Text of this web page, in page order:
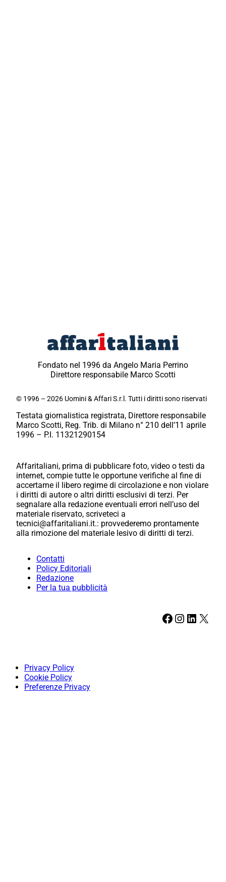
Fondato nel 1996 da Angelo Maria Perrino
Direttore responsabile Marco Scotti
© 1996 – 2026 Uomini & Affari S.r.l. Tutti i diritti sono riservati
Testata giornalistica registrata, Direttore responsabile
Marco Scotti, Reg. Trib. di Milano n° 210 dell’11 aprile
1996 – P.I. 11321290154
Affaritaliani, prima di pubblicare foto, video o testi da
internet, compie tutte le opportune verifiche al fine di
accertarne il libero regime di circolazione e non violare
i diritti di autore o altri diritti esclusivi di terzi. Per
segnalare alla redazione eventuali errori nell’uso del
materiale riservato, scriveteci a
tecnici@affaritaliani.it.: provvederemo prontamente
alla rimozione del materiale lesivo di diritti di terzi.
Contatti
Policy Editoriali
Redazione
Per la tua pubblicità
Facebook Instagram LinkedIn X
Privacy Policy
Cookie Policy
Preferenze Privacy